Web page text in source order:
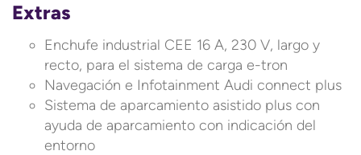
Extras
Enchufe industrial CEE 16 A, 230 V, largo y
recto, para el sistema de carga e-tron
Navegación e Infotainment Audi connect plus
Sistema de aparcamiento asistido plus con
ayuda de aparcamiento con indicación del
entorno